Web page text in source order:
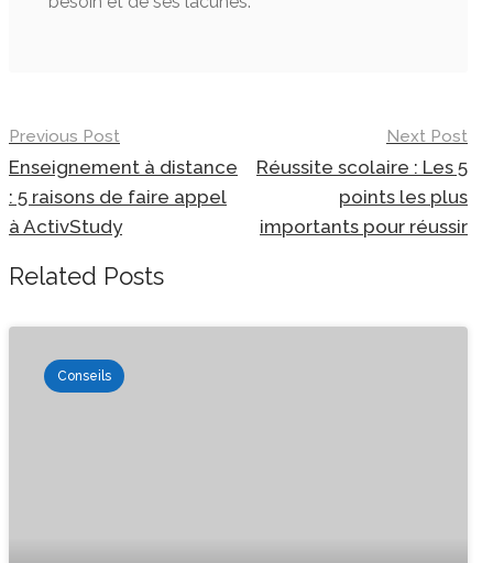
Previous Post
Enseignement à distance
: 5 raisons de faire appel
à ActivStudy
Next Post
Réussite scolaire : Les 5
points les plus
importants pour réussir
Related Posts
Conseils